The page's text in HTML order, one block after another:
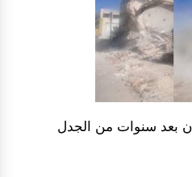
بعد سنوات من الجدل